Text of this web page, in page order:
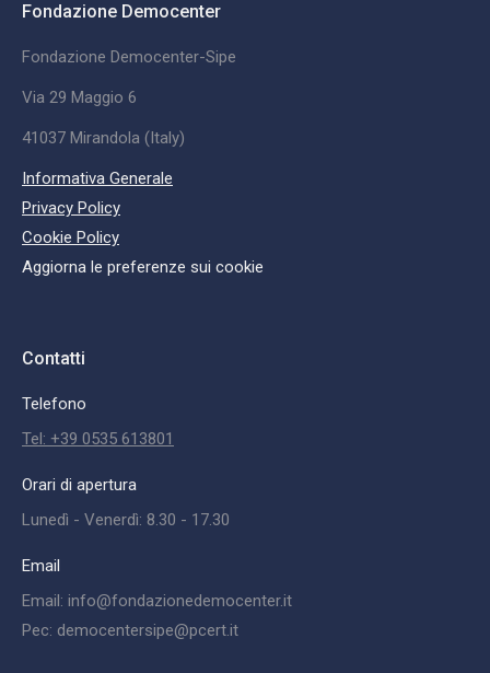
Fondazione Democenter
Fondazione Democenter-Sipe
Via 29 Maggio 6
41037 Mirandola (Italy)
Informativa Generale
Privacy Policy
Cookie Policy
Aggiorna le preferenze sui cookie
Contatti
Telefono
Tel: +39 0535 613801
Orari di apertura
Lunedì - Venerdì: 8.30 - 17.30
Email
Email: info@fondazionedemocenter.it
Pec: democentersipe@pcert.it